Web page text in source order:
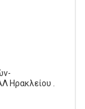
Ηρακλείου .